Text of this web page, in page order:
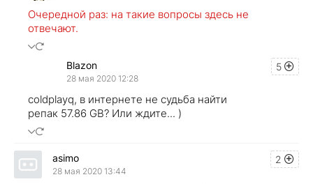
Очередной раз: на такие вопросы здесь не
отвечают.
5
Blazon
28 мая 2020 12:28
coldplayq, в интернете не судьба найти
репак 57.86 GB? Или ждите... )
2
asimo
28 мая 2020 13:44